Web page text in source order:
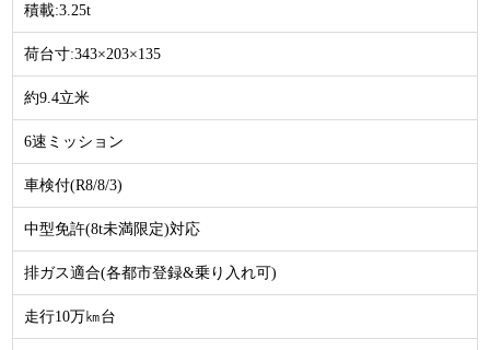
積載:3.25t
荷台寸ː343×203×135
約9.4立米
6速ミッション
車検付(R8/8/3)
中型免許(8t未満限定)対応
排ガス適合(各都市登録&乗り入れ可)
走行10万㎞台